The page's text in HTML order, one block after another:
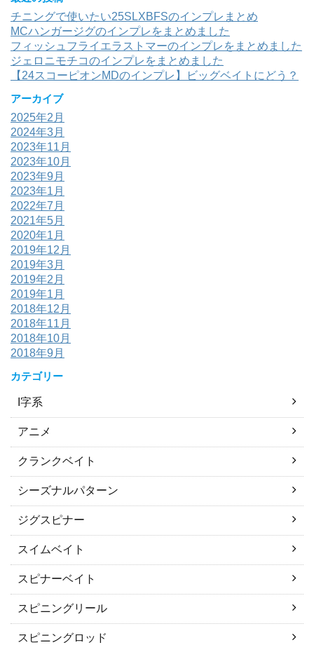
チニングで使いたい25SLXBFSのインプレまとめ
MCハンガージグのインプレをまとめました
フィッシュフライエラストマーのインプレをまとめました
ジェロニモチコのインプレをまとめました
【24スコーピオンMDのインプレ】ビッグベイトにどう？
アーカイブ
2025年2月
2024年3月
2023年11月
2023年10月
2023年9月
2023年1月
2022年7月
2021年5月
2020年1月
2019年12月
2019年3月
2019年2月
2019年1月
2018年12月
2018年11月
2018年10月
2018年9月
カテゴリー
I字系
アニメ
クランクベイト
シーズナルパターン
ジグスピナー
スイムベイト
スピナーベイト
スピニングリール
スピニングロッド